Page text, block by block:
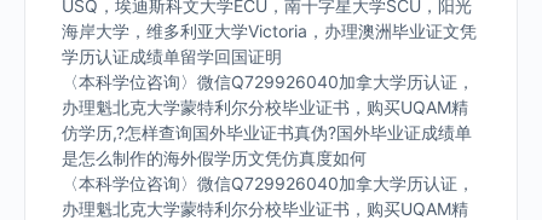
USQ，埃迪斯科文大学ECU，南十字星大学SCU，阳光
海岸大学，维多利亚大学Victoria，办理澳洲毕业证文凭
学历认证成绩单留学回国证明
〈本科学位咨询〉微信Q729926040加拿大学历认证，
办理魁北克大学蒙特利尔分校毕业证书，购买UQAM精
仿学历,?怎样查询国外毕业证书真伪?国外毕业证成绩单
是怎么制作的海外假学历文凭仿真度如何
〈本科学位咨询〉微信Q729926040加拿大学历认证，
办理魁北克大学蒙特利尔分校毕业证书，购买UQAM精